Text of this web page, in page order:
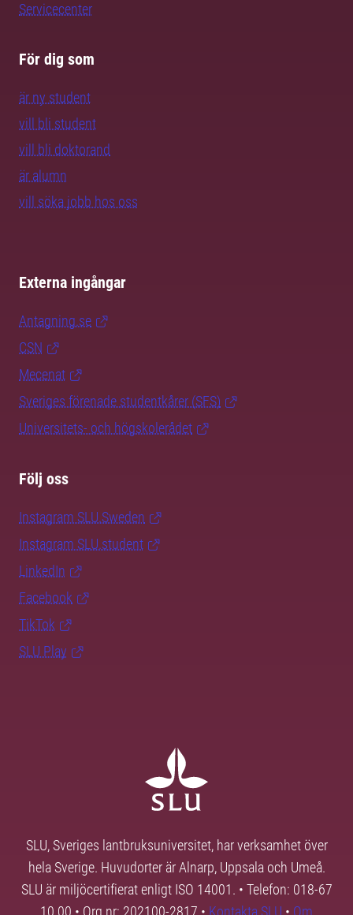
Servicecenter
För dig som
är ny student
vill bli student
vill bli doktorand
är alumn
vill söka jobb hos oss
Externa ingångar
Antagning.se
CSN
Mecenat
Sveriges förenade studentkårer (SFS)
Universitets- och högskolerådet
Följ oss
Instagram SLU.Sweden
Instagram SLU.student
LinkedIn
Facebook
TikTok
SLU Play
SLU, Sveriges lantbruksuniversitet, har verksamhet över
hela Sverige. Huvudorter är Alnarp, Uppsala och Umeå.
SLU är miljöcertifierat enligt ISO 14001. • Telefon: 018-67
10 00 • Org nr: 202100-2817 • Kontakta SLU • Om